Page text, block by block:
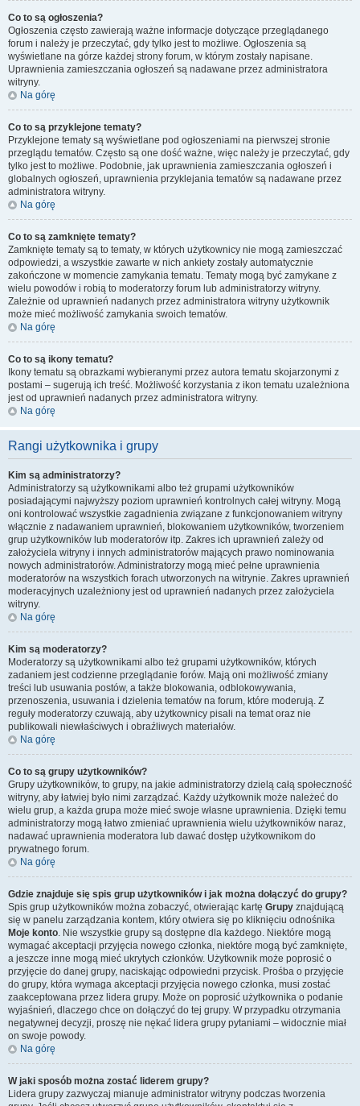
Co to są ogłoszenia?
Ogłoszenia często zawierają ważne informacje dotyczące przeglądanego
forum i należy je przeczytać, gdy tylko jest to możliwe. Ogłoszenia są
wyświetlane na górze każdej strony forum, w którym zostały napisane.
Uprawnienia zamieszczania ogłoszeń są nadawane przez administratora
witryny.
Na górę
Co to są przyklejone tematy?
Przyklejone tematy są wyświetlane pod ogłoszeniami na pierwszej stronie
przeglądu tematów. Często są one dość ważne, więc należy je przeczytać, gdy
tylko jest to możliwe. Podobnie, jak uprawnienia zamieszczania ogłoszeń i
globalnych ogłoszeń, uprawnienia przyklejania tematów są nadawane przez
administratora witryny.
Na górę
Co to są zamknięte tematy?
Zamknięte tematy są to tematy, w których użytkownicy nie mogą zamieszczać
odpowiedzi, a wszystkie zawarte w nich ankiety zostały automatycznie
zakończone w momencie zamykania tematu. Tematy mogą być zamykane z
wielu powodów i robią to moderatorzy forum lub administratorzy witryny.
Zależnie od uprawnień nadanych przez administratora witryny użytkownik
może mieć możliwość zamykania swoich tematów.
Na górę
Co to są ikony tematu?
Ikony tematu są obrazkami wybieranymi przez autora tematu skojarzonymi z
postami – sugerują ich treść. Możliwość korzystania z ikon tematu uzależniona
jest od uprawnień nadanych przez administratora witryny.
Na górę
Rangi użytkownika i grupy
Kim są administratorzy?
Administratorzy są użytkownikami albo też grupami użytkowników
posiadającymi najwyższy poziom uprawnień kontrolnych całej witryny. Mogą
oni kontrolować wszystkie zagadnienia związane z funkcjonowaniem witryny
włącznie z nadawaniem uprawnień, blokowaniem użytkowników, tworzeniem
grup użytkowników lub moderatorów itp. Zakres ich uprawnień zależy od
założyciela witryny i innych administratorów mających prawo nominowania
nowych administratorów. Administratorzy mogą mieć pełne uprawnienia
moderatorów na wszystkich forach utworzonych na witrynie. Zakres uprawnień
moderacyjnych uzależniony jest od uprawnień nadanych przez założyciela
witryny.
Na górę
Kim są moderatorzy?
Moderatorzy są użytkownikami albo też grupami użytkowników, których
zadaniem jest codzienne przeglądanie forów. Mają oni możliwość zmiany
treści lub usuwania postów, a także blokowania, odblokowywania,
przenoszenia, usuwania i dzielenia tematów na forum, które moderują. Z
reguły moderatorzy czuwają, aby użytkownicy pisali na temat oraz nie
publikowali niewłaściwych i obraźliwych materiałów.
Na górę
Co to są grupy użytkowników?
Grupy użytkowników, to grupy, na jakie administratorzy dzielą całą społeczność
witryny, aby łatwiej było nimi zarządzać. Każdy użytkownik może należeć do
wielu grup, a każda grupa może mieć swoje własne uprawnienia. Dzięki temu
administratorzy mogą łatwo zmieniać uprawnienia wielu użytkowników naraz,
nadawać uprawnienia moderatora lub dawać dostęp użytkownikom do
prywatnego forum.
Na górę
Gdzie znajduje się spis grup użytkowników i jak można dołączyć do grupy?
Spis grup użytkowników można zobaczyć, otwierając kartę Grupy znajdującą
się w panelu zarządzania kontem, który otwiera się po kliknięciu odnośnika
Moje konto. Nie wszystkie grupy są dostępne dla każdego. Niektóre mogą
wymagać akceptacji przyjęcia nowego członka, niektóre mogą być zamknięte,
a jeszcze inne mogą mieć ukrytych członków. Użytkownik może poprosić o
przyjęcie do danej grupy, naciskając odpowiedni przycisk. Prośba o przyjęcie
do grupy, która wymaga akceptacji przyjęcia nowego członka, musi zostać
zaakceptowana przez lidera grupy. Może on poprosić użytkownika o podanie
wyjaśnień, dlaczego chce on dołączyć do tej grupy. W przypadku otrzymania
negatywnej decyzji, proszę nie nękać lidera grupy pytaniami – widocznie miał
on swoje powody.
Na górę
W jaki sposób można zostać liderem grupy?
Lidera grupy zazwyczaj mianuje administrator witryny podczas tworzenia